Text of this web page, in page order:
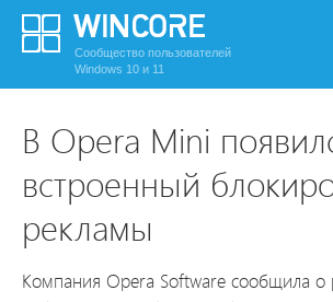
Сообщество пользователей
Windows 10 и 11
В Opera Mini
встроенный
рекламы
Компания Opera Software сообщила о